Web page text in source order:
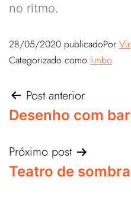
no ritmo.
28/05/2020 publicadoPor
Categorizado como limbo
Post anterior
Desenho com
Próximo post
Teatro de